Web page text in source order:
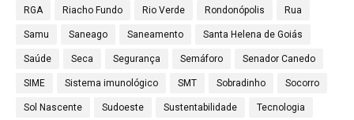
RGA Riacho Fundo Rio Verde Rondonópolis Rua
Samu Saneago Saneamento Santa Helena de Goiás
Saúde Seca Segurança Semáforo Senador Canedo
SIME Sistema imunológico SMT Sobradinho Socorro
Sol Nascente Sudoeste Sustentabilidade Tecnologia